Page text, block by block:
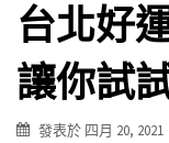
台北好
讓你試
發表於 四月 20, 2021